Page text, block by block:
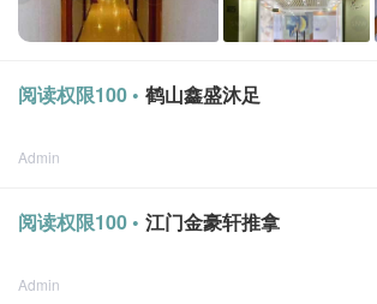
阅读权限100 • 鹤山鑫盛沐足
Admin
阅读权限100 • 江门金豪轩推拿
Admin